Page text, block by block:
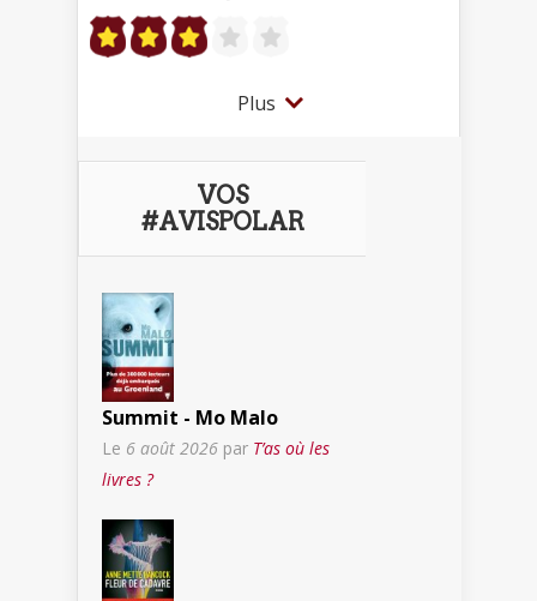
Plus
VOS
#AVISPOLAR
Summit - Mo Malo
Le 6 août 2026 par T’as où les
livres ?